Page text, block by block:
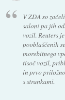
V ZDA so
saloni pa jih
vozil. Reuters
pooblaščenih
morebitnega
tisoč vozil,
in prvo
s strankami.